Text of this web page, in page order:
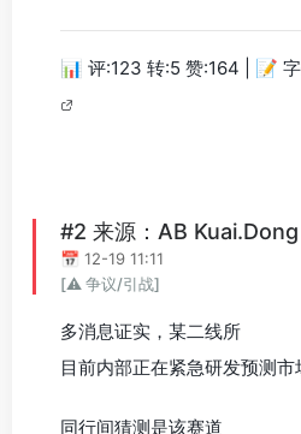
📊 评:123 转:5 赞:164 | 📝 字
#2 来源：AB Kuai.Dong
📅 12-19 11:11
[⚠️ 争议/引战]
多消息证实，某二线所
目前内部正在紧急研发预测市
同行间猜测是该赛道